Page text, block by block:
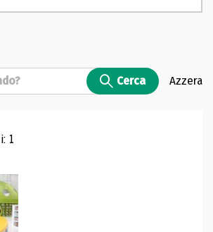
Cerca Azzera
ricerca
1